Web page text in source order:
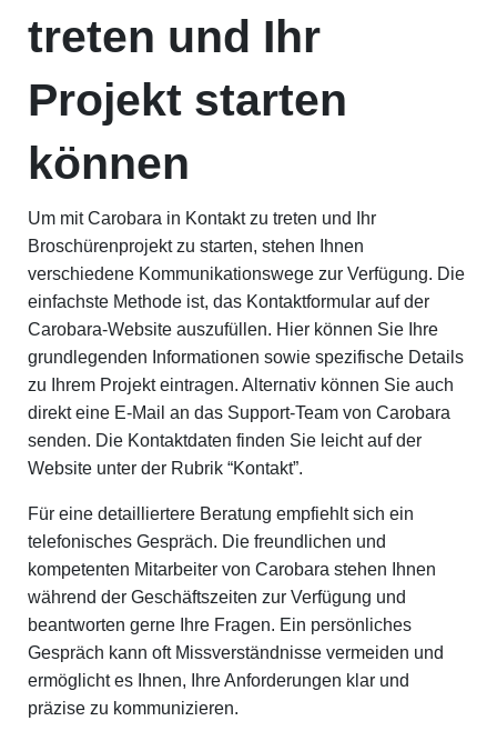
treten und Ihr
Projekt starten
können
Um mit Carobara in Kontakt zu treten und Ihr
Broschürenprojekt zu starten, stehen Ihnen
verschiedene Kommunikationswege zur Verfügung. Die
einfachste Methode ist, das Kontaktformular auf der
Carobara-Website auszufüllen. Hier können Sie Ihre
grundlegenden Informationen sowie spezifische Details
zu Ihrem Projekt eintragen. Alternativ können Sie auch
direkt eine E-Mail an das Support-Team von Carobara
senden. Die Kontaktdaten finden Sie leicht auf der
Website unter der Rubrik “Kontakt”.
Für eine detailliertere Beratung empfiehlt sich ein
telefonisches Gespräch. Die freundlichen und
kompetenten Mitarbeiter von Carobara stehen Ihnen
während der Geschäftszeiten zur Verfügung und
beantworten gerne Ihre Fragen. Ein persönliches
Gespräch kann oft Missverständnisse vermeiden und
ermöglicht es Ihnen, Ihre Anforderungen klar und
präzise zu kommunizieren.